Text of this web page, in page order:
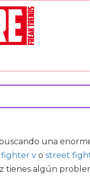
una
v o street
tienes algún